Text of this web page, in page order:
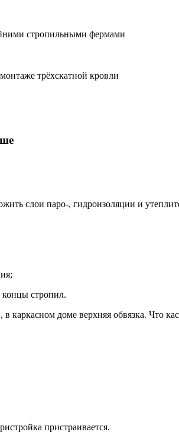
стропильными фермами
трёхскатной кровли
слои паро-, гидроизоляции и
стропил.
доме верхняя обвязка. Что
пристраивается.